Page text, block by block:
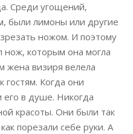
Среди угощений,
были лимоны или другие
ножом. И поэтому
нож, которым она могла
жена визиря велела
гостям. Когда они
его в душе. Никогда
красоты. Они были так
порезали себе руки. А